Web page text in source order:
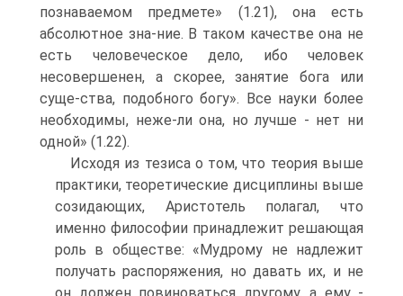
познаваемом предмете» (1.21), она есть
абсолютное зна-ние. В таком качестве она не
есть человеческое дело, ибо человек
несовершенен, а скорее, занятие бога или
суще-ства, подобного богу». Все науки более
необходимы, неже-ли она, но лучше - нет ни
одной» (1.22).
Исходя из тезиса о том, что теория выше
практики, теоретические дисциплины выше
созидающих, Аристотель полагал, что
именно философии принадлежит решающая
роль в обществе: «Мудрому не надлежит
получать распоряжения, но давать их, и не